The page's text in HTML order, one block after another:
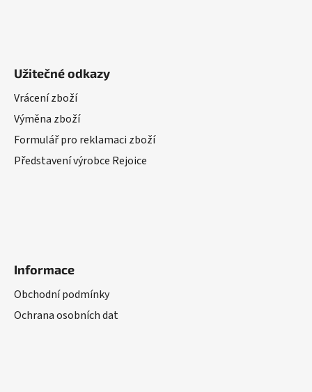
Užitečné odkazy
Vrácení zboží
Výměna zboží
Formulář pro reklamaci zboží
Představení výrobce Rejoice
Informace
Obchodní podmínky
Ochrana osobních dat